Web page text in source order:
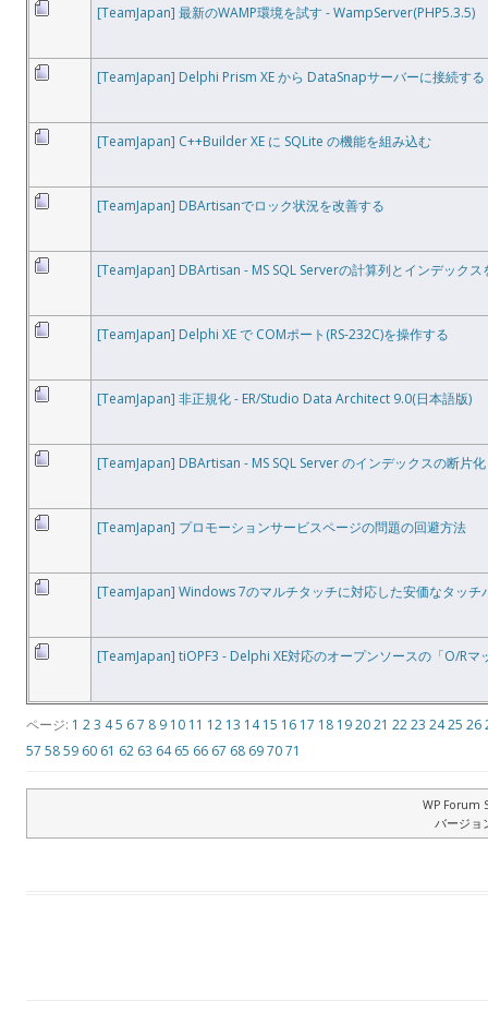
[TeamJapan] 最新のWAMP環境を試す - WampServer(PHP5.3.5)
[TeamJapan] Delphi Prism XE から DataSnapサーバーに接続する
[TeamJapan] C++Builder XE に SQLite の機能を組み込む
[TeamJapan] DBArtisanでロック状況を改善する
[TeamJapan] DBArtisan - MS SQL Serverの計算列とインデックス
[TeamJapan] Delphi XE で COMポート(RS-232C)を操作する
[TeamJapan] 非正規化 - ER/Studio Data Architect 9.0(日本語版)
[TeamJapan] DBArtisan - MS SQL Server のインデックスの断片化
[TeamJapan] プロモーションサービスページの問題の回避方法
[TeamJapan] Windows 7のマルチタッチに対応した安価なタッチ
[TeamJapan] tiOPF3 - Delphi XE対応のオープンソースの「O/Rマ
ページ: 1 23 45 67 8 9 10 11 12 13 14 15 16 17 18 192021 2223 2425 26
57 5859 60 61 62 63 64 65 66 67 68 697071
WP Forum
バージョ